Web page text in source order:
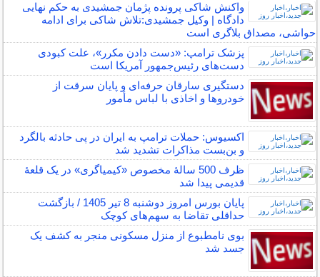
واکنش شاکی پرونده پژمان جمشیدی به حکم نهایی
دادگاه | وکیل جمشیدی:تلاش شاکی برای ادامه
حواشی، مصداق بلاگری است
پزشک ترامپ: «دست دادن مکرر»، علت کبودی
دست‌های رئیس‌جمهور آمریکا است
دستگیری سارقان حرفه‌ای و پایان سرقت از
خودروها و اخاذی با لباس مأمور
اکسیوس: حملات ترامپ به ایران در پی حادثه بالگرد
و بن‌بست مذاکرات تشدید شد
ظرف 500 سالۀ مخصوص «کیمیاگری» در یک قلعۀ
قدیمی پیدا شد
پایان بورس امروز دوشنبه 8 تیر 1405 / بازگشت
حداقلی تقاضا به سهم‌های کوچک
بوی نامطبوع از منزل مسکونی منجر به کشف یک
جسد شد